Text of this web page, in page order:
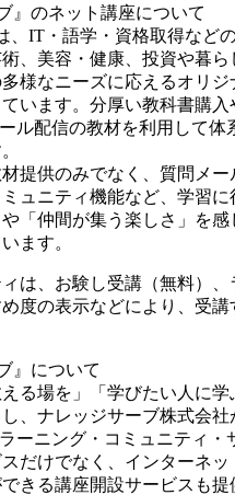
』のネット講座について
、IT・語学・資格取得など
、美容・健康、投資や暮
様なニーズに応えるオリ
います。分厚い教科書購
ル配信の教材を利用して
提供のみでなく、質問メ
ュニティ機能など、学習に
や「仲間が集う楽しさ」を感
ます。
は、お験し受講（無料）、
度の表示などにより、受講
』について
える場を」「学びたい人に
、ナレッジサーブ株式会社
ーニング・コミュニティ・
だけでなく、インターネ
きる講座開設サービスも提